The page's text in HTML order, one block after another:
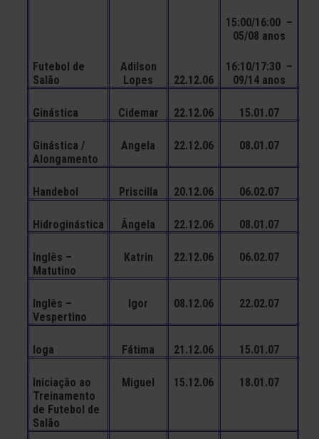
Futebol de
Salão
Adilson
Lopes
22.12.06
15:00/16:00 –
05/08 anos
16:10/17:30 –
09/14 anos
Ginástica Cidemar 22.12.06 15.01.07
Ginástica /
Alongamento
Angela 22.12.06 08.01.07
Handebol Priscilla 20.12.06 06.02.07
Hidroginástica Ângela 22.12.06 08.01.07
Inglês –
Matutino
Katrin 22.12.06 06.02.07
Inglês –
Vespertino
Igor 08.12.06 22.02.07
Ioga Fátima 21.12.06 15.01.07
Iniciação ao
Treinamento
de Futebol de
Salão
Miguel 15.12.06 18.01.07